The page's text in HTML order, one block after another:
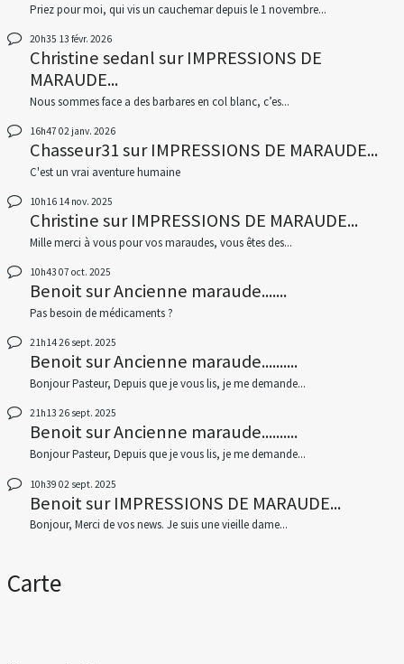
Priez pour moi, qui vis un cauchemar depuis le 1 novembre...
20h35 13 févr. 2026
Christine sedanlsurIMPRESSIONS DE
MARAUDE...
Nous sommes face a des barbares en col blanc, c’es...
16h47 02 janv. 2026
Chasseur31surIMPRESSIONS DE MARAUDE...
C'est un vrai aventure humaine
10h16 14 nov. 2025
ChristinesurIMPRESSIONS DE MARAUDE...
Mille merci à vous pour vos maraudes, vous êtes des...
10h43 07 oct. 2025
BenoitsurAncienne maraude.......
Pas besoin de médicaments ?
21h1426 sept. 2025
BenoitsurAncienne maraude..........
Bonjour Pasteur, Depuis que je vous lis, je me demande...
21h13 26 sept. 2025
BenoitsurAncienne maraude..........
Bonjour Pasteur, Depuis que je vous lis, je me demande...
10h39 02 sept. 2025
BenoitsurIMPRESSIONS DE MARAUDE...
Bonjour, Merci de vos news. Je suis une vieille dame...
Carte